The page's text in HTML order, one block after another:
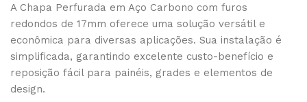
A Chapa Perfurada em Aço Carbono com furos
redondos de 17mm oferece uma solução versátil e
econômica para diversas aplicações. Sua instalação é
simplificada, garantindo excelente custo-benefício e
reposição fácil para painéis, grades e elementos de
design.